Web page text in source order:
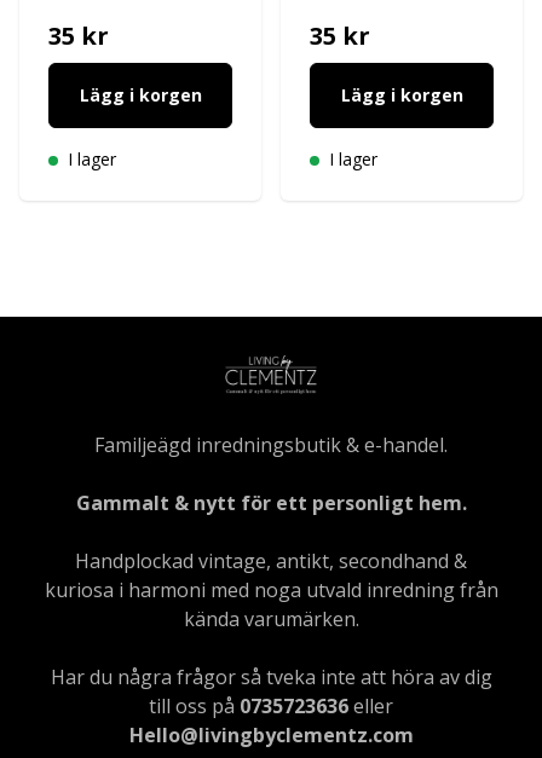
35 kr
Lägg i korgen
I lager
35 kr
Lägg i korgen
I lager
Familjeägd inredningsbutik & e-handel.
Gammalt & nytt för ett personligt hem.
Handplockad vintage, antikt, secondhand &
kuriosa i harmoni med noga utvald inredning från
kända varumärken.
Har du några frågor så tveka inte att höra av dig
till oss på 0735723636eller
Hello@livingbyclementz.com